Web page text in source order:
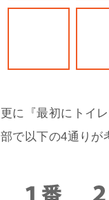
更に『最初にトイ
部で以下の4通りが